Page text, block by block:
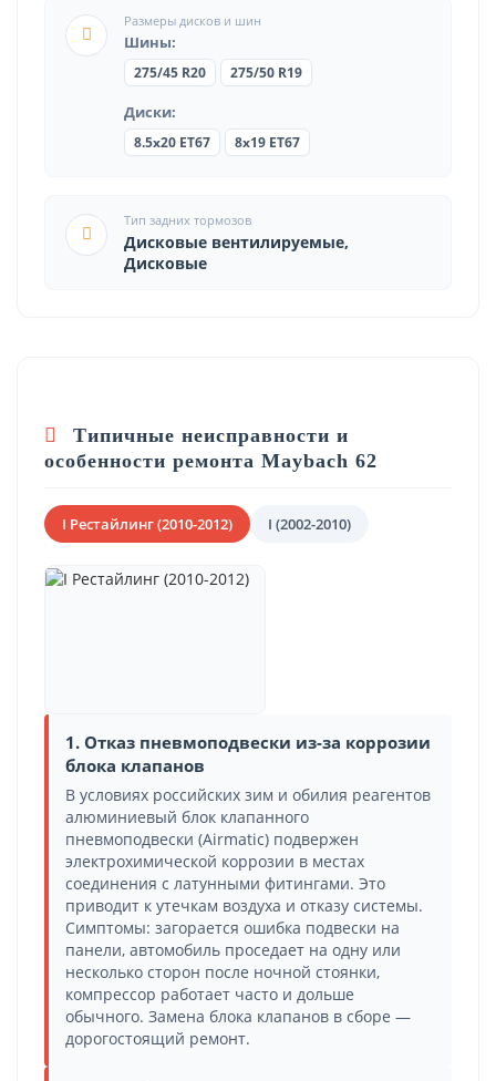
Размеры дисков и шин
Шины:
275/45 R20 275/50 R19
Диски:
8.5x20 ET67 8x19 ET67
Тип задних тормозов
Дисковые вентилируемые,
Дисковые
Типичные неисправности и
особенности ремонта Maybach 62
I Рестайлинг (2010-2012) I (2002-2010)
1. Отказ пневмоподвески из-за коррозии
блока клапанов
В условиях российских зим и обилия реагентов
алюминиевый блок клапанного
пневмоподвески (Airmatic) подвержен
электрохимической коррозии в местах
соединения с латунными фитингами. Это
приводит к утечкам воздуха и отказу системы.
Симптомы: загорается ошибка подвески на
панели, автомобиль проседает на одну или
несколько сторон после ночной стоянки,
компрессор работает часто и дольше
обычного. Замена блока клапанов в сборе —
дорогостоящий ремонт.